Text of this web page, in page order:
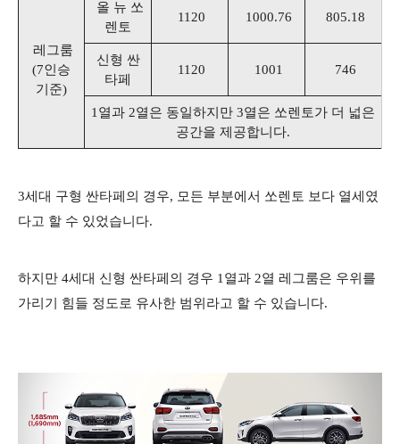
레그룸
(7인승
기준)
올 뉴 쏘
렌토
1120 1000.76 805.18
신형 싼
타페
1120 1001 746
1열과 2열은 동일하지만 3열은 쏘렌토가 더 넓은
공간을 제공합니다.
3세대 구형 싼타페의 경우, 모든 부분에서 쏘렌토 보다 열세였
다고 할 수 있었습니다.
하지만 4세대 신형 싼타페의 경우 1열과 2열 레그룸은 우위를
가리기 힘들 정도로 유사한 범위라고 할 수 있습니다.